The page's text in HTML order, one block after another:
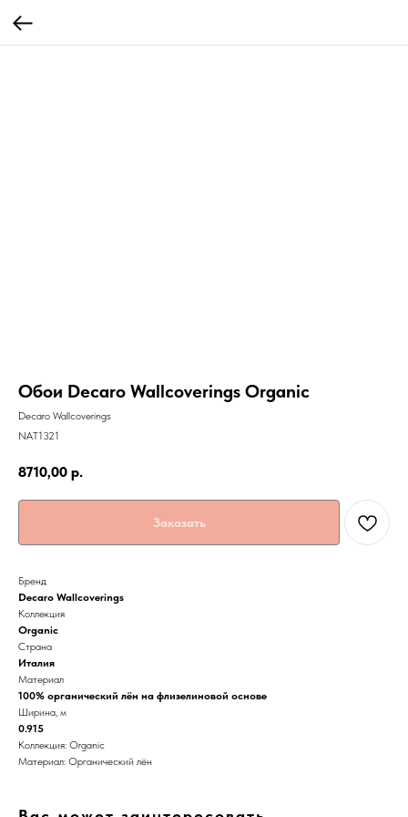
Обои Decaro Wallcoverings Organic
Decaro Wallcoverings
NAT1321
8710,00 р.
Заказать
Бренд
Decaro Wallcoverings
Коллекция
Organic
Страна
Италия
Материал
100% органический лён на флизелиновой основе
Ширина, м
0.915
Коллекция: Organic
Материал: Органический лён